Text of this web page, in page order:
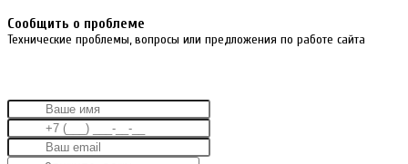
Cообщить о проблеме
Технические проблемы, вопросы или предложения по работе сайта